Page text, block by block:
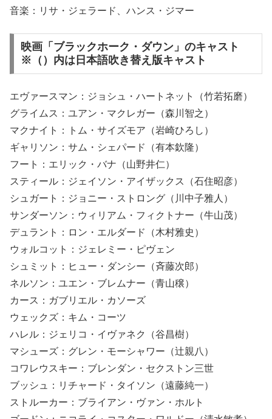
音楽：リサ・ジェラード、ハンス・ジマー
映画「ブラックホーク・ダウン」のキャスト
※（）内は日本語吹き替え版キャスト
エヴァースマン：ジョシュ・ハートネット（竹若拓磨）
グライムス：ユアン・マクレガー（森川智之）
マクナイト：トム・サイズモア（岩崎ひろし）
ギャリソン：サム・シェパード（有本欽隆）
フート：エリック・バナ（山野井仁）
スティール：ジェイソン・アイザックス（石住昭彦）
シュガート：ジョニー・ストロング（川中子雅人）
サンダーソン：ウィリアム・フィクトナー（牛山茂）
デュラント：ロン・エルダード（木村雅史）
ウォルコット：ジェレミー・ピヴェン
シュミット：ヒュー・ダンシー（斉藤次郎）
ネルソン：ユエン・ブレムナー（青山穣）
カース：ガブリエル・カソーズ
ウェックズ：キム・コーツ
ハレル：ジェリコ・イヴァネク（谷昌樹）
マシューズ：グレン・モーシャワー（辻親八）
コワレウスキー：ブレンダン・セクストン三世
ブッシュ：リチャード・タイソン（遠藤純一）
ストルーカー：ブライアン・ヴァン・ホルト